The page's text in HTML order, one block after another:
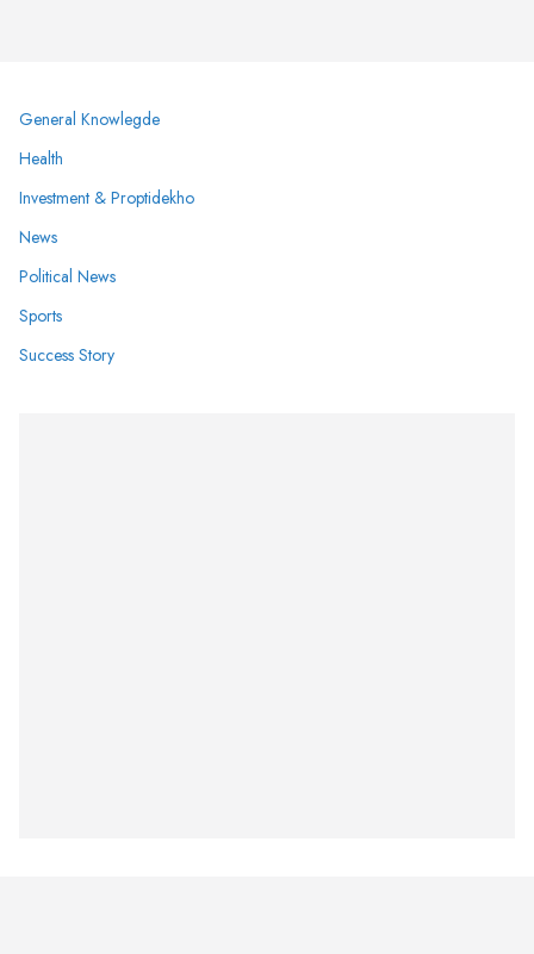
General Knowlegde
Health
Investment & Proptidekho
News
Political News
Sports
Success Story